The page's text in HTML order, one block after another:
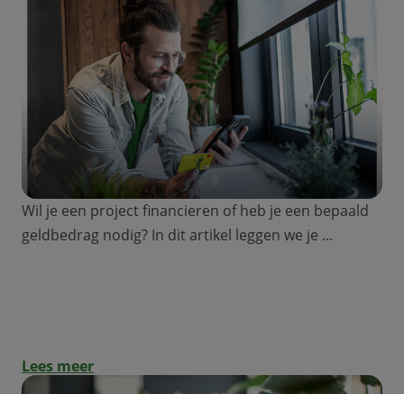
Wil je een project financieren of heb je een bepaald
geldbedrag nodig? In dit artikel leggen we je ...
Lees meer